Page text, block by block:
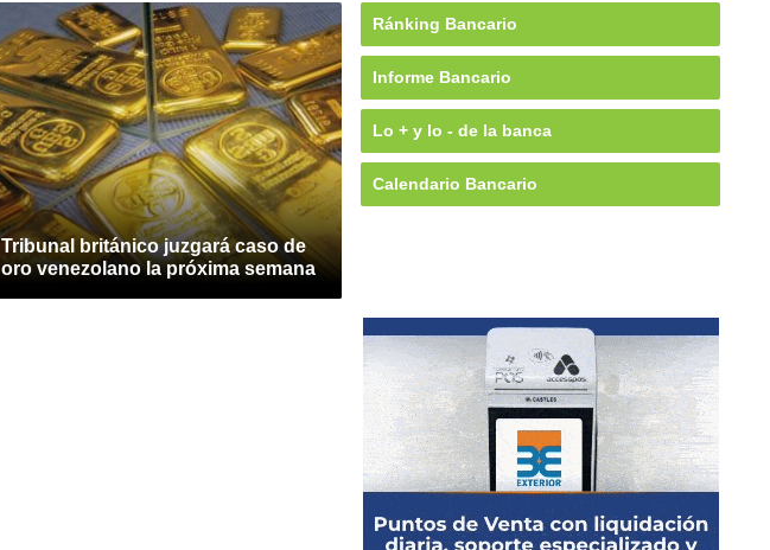
Tribunal británico juzgará caso de
oro venezolano la próxima semana
Ránking Bancario
Informe Bancario
Lo + y lo - de la banca
Calendario Bancario